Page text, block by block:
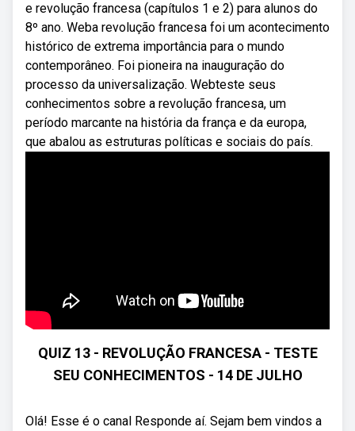
e revolução francesa (capítulos 1 e 2) para alunos do
8º ano. Weba revolução francesa foi um acontecimento
histórico de extrema importância para o mundo
contemporâneo. Foi pioneira na inauguração do
processo da universalização. Webteste seus
conhecimentos sobre a revolução francesa, um
período marcante na história da frança e da europa,
que abalou as estruturas políticas e sociais do país.
QUIZ 13 - REVOLUÇÃO FRANCESA - TESTE
SEU CONHECIMENTOS - 14 DE JULHO
Olá! Esse é o canal Responde aí. Sejam bem vindos a